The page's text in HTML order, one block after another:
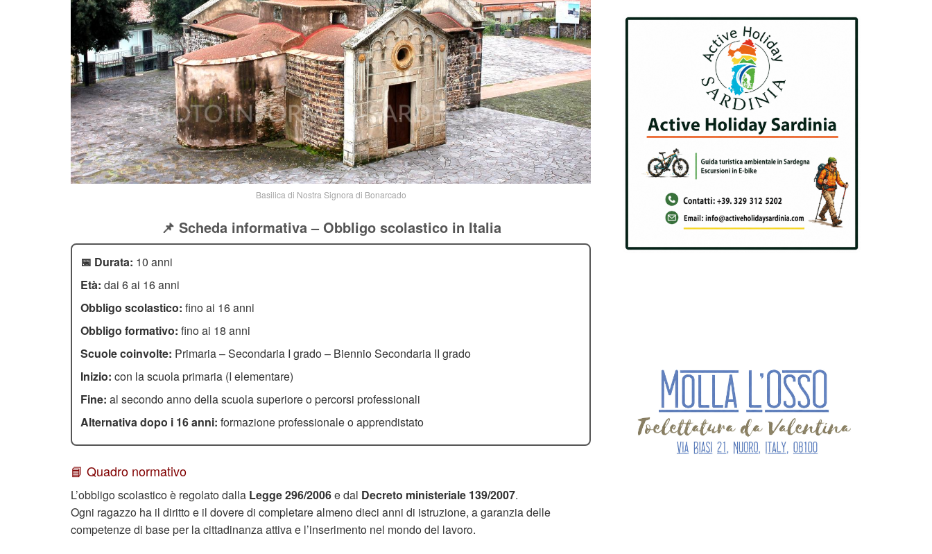
Basilica di Nostra Signora di Bonarcado
📌 Scheda informativa – Obbligo scolastico in Italia
📅 Durata: 10 anni
Età: dai 6 ai 16 anni
Obbligo scolastico: fino ai 16 anni
Obbligo formativo: fino ai 18 anni
Scuole coinvolte: Primaria – Secondaria I grado – Biennio Secondaria II grado
Inizio: con la scuola primaria (I elementare)
Fine: al secondo anno della scuola superiore o percorsi professionali
Alternativa dopo i 16 anni: formazione professionale o apprendistato
📘 Quadro normativo
L’obbligo scolastico è regolato dalla Legge 296/2006e dal Decreto ministeriale 139/2007.
Ogni ragazzo ha il diritto e il dovere di completare almeno dieci anni di istruzione, a garanzia delle
competenze di base per la cittadinanza attiva e l’inserimento nel mondo del lavoro.